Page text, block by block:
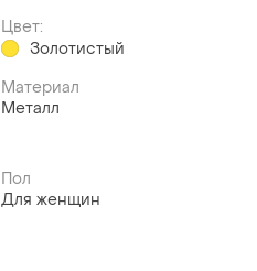
Цвет:
Золотистый
Материал
Металл
Пол
Для женщин